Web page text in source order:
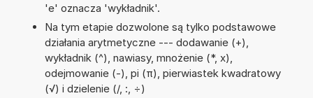
'e' oznacza 'wykładnik'.
Na tym etapie dozwolone są tylko podstawowe
działania arytmetyczne --- dodawanie (+),
wykładnik (^), nawiasy, mnożenie (*, x),
odejmowanie (-), pi (π), pierwiastek kwadratowy
(√) i dzielenie (/, :, ÷)